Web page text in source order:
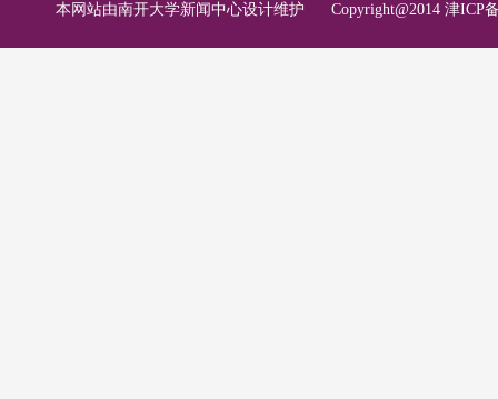
本网站由南开大学新闻中心设计维护 Copyright@2014 津ICP